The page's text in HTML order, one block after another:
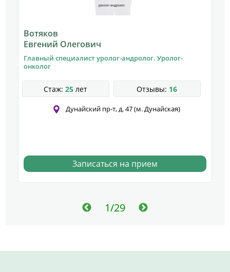
Вотяков
Евгений Олегович
Главный специалист уролог-андролог. Уролог-
онколог
Стаж: 25 лет Отзывы: 16
Дунайский пр-т, д. 47 (м. Дунайская)
Записаться на прием
1/29